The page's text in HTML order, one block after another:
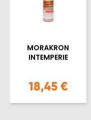
MORAKRON
INTEMPERIE
18,45 €